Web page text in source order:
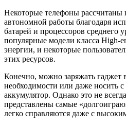
Некоторые телефоны рассчитаны
автономной работы благодаря
батарей и процессоров среднего
популярные модели класса High-
энергии, и некоторые
этих ресурсов.
Конечно, можно заряжать гаджет
необходимости или даже носить
аккумулятор. Однако это не
представлены самые
легко справляются даже с